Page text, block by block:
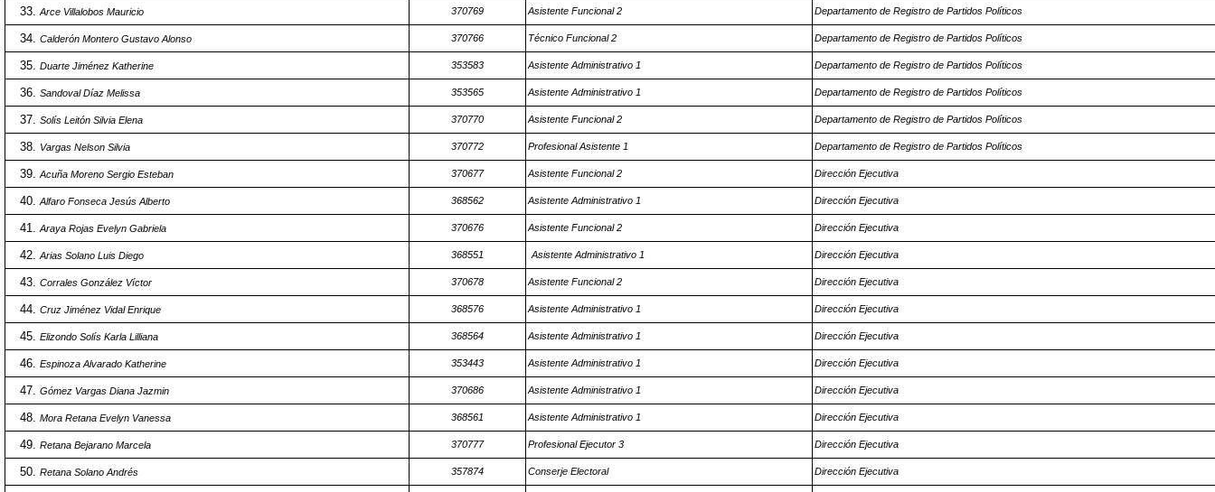
Arce Villalobos Mauricio 370769 Asistente Funcional 2 Departamento de Registro de Partidos Políticos
Calderón Montero Gustavo Alonso 370766 Técnico Funcional 2 Departamento de Registro de Partidos Políticos
Duarte Jiménez Katherine 353583 Asistente Administrativo 1 Departamento de Registro de Partidos Políticos
Sandoval Díaz Melissa 353565 Asistente Administrativo 1 Departamento de Registro de Partidos Políticos
Solís Leitón Silvia Elena 370770 Asistente Funcional 2 Departamento de Registro de Partidos Políticos
Vargas Nelson Silvia 370772 Profesional Asistente 1 Departamento de Registro de Partidos Políticos
Acuña Moreno Sergio Esteban 370677 Asistente Funcional 2 Dirección Ejecutiva
Alfaro Fonseca Jesús Alberto 368562 Asistente Administrativo 1 Dirección Ejecutiva
Araya Rojas Evelyn Gabriela 370676 Asistente Funcional 2 Dirección Ejecutiva
Arias Solano Luis Diego 368551 Asistente Administrativo 1 Dirección Ejecutiva
Corrales González Víctor 370678 Asistente Funcional 2 Dirección Ejecutiva
Cruz Jiménez Vidal Enrique 368576 Asistente Administrativo 1 Dirección Ejecutiva
Elizondo Solís Karla Lilliana 368564 Asistente Administrativo 1 Dirección Ejecutiva
Espinoza Alvarado Katherine 353443 Asistente Administrativo 1 Dirección Ejecutiva
Gómez Vargas Diana Jazmin 370686 Asistente Administrativo 1 Dirección Ejecutiva
Mora Retana Evelyn Vanessa 368561 Asistente Administrativo 1 Dirección Ejecutiva
Retana Bejarano Marcela 370777 Profesional Ejecutor 3 Dirección Ejecutiva
Retana Solano Andrés 357874 Conserje Electoral Dirección Ejecutiva